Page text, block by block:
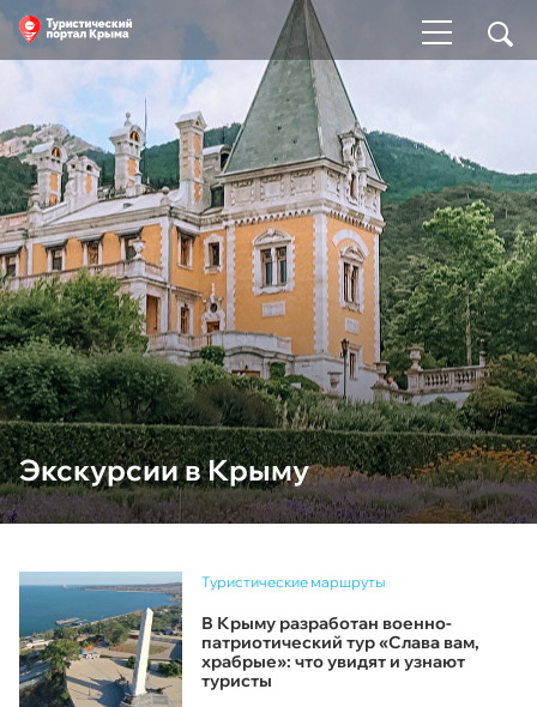
Экскурсии в Крыму
Туристические маршруты
В Крыму разработан военно-
патриотический тур «Слава вам,
храбрые»: что увидят и узнают
туристы